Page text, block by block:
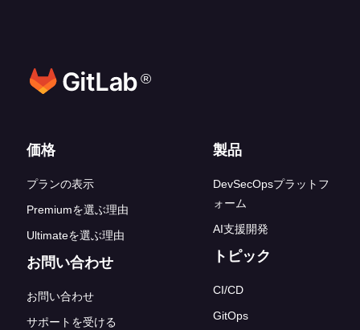
®
フッターリンク
価格
プランの表示
Premiumを選ぶ理由
Ultimateを選ぶ理由
お問い合わせ
お問い合わせ
サポートを受ける
製品
DevSecOpsプラットフ
ォーム
AI支援開発
トピック
CI/CD
GitOps